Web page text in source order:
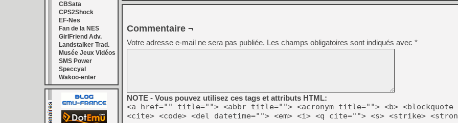
[LS] [PS5] Le WebKit
[GK] Oubliez Crazy Taxi,
[LS] [Switch] NSZ 5.0.0
[GK] No More Room in
[GK] Un chatbot Atelier
[GK] Mémoire cash -
[GK] Nvidia : le prix des
[GK] Suikoden Star Leap :
CBSata
CPS2Shock
EF-Nes
Fan de la NES
GirlFriend Adv.
Landstalker Trad.
Musée Jeux Vidéos
SMS Power
Speccyal
Wakoo-enter
Commentaire ¬
Votre adresse e-mail ne sera pas publiée. Les champs obligatoires sont indiqués avec *
NOTE - Vous pouvez utilisez ces tags et attributs HTML:
<a href="" title=""> <abbr title=""> <acronym title=""> <b> <blockquote
<cite> <code> <del datetime=""> <em> <i> <q cite=""> <s> <strike>